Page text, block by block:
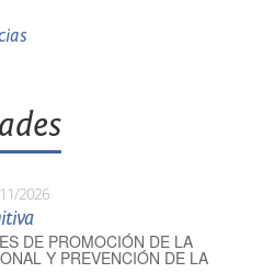
2026
DE PROMOCIÓN DE LA
Y PREVENCIÓN DE LA